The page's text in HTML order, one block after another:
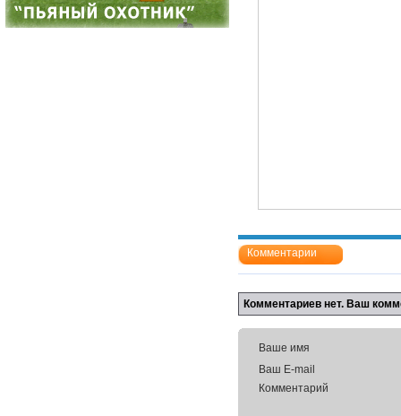
Комментарии
Комментариев нет. Ваш
Ваше имя
Ваш E-mail
Комментарий